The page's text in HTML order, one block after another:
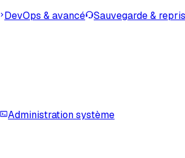
DevOps & avancé
Sauvegarde &
Administration système